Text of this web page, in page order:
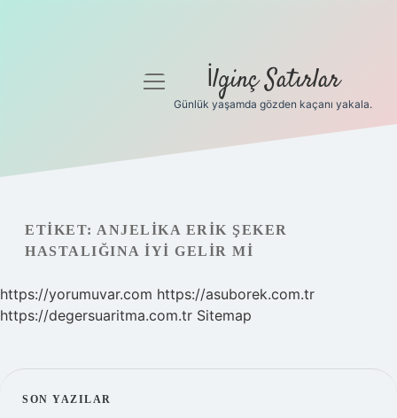
Gizlilik Politikası
Hakkımızda
menüyü
İlginç Satırlar
Günlük yaşamda gözden kaçanı yakala.
ETIKET: ANJELIKA ERIK ŞEKER
HASTALIĞINA IYI GELIR MI
https://yorumuvar.com https://asuborek.com.tr
https://degersuaritma.com.tr Sitemap
SON YAZILAR